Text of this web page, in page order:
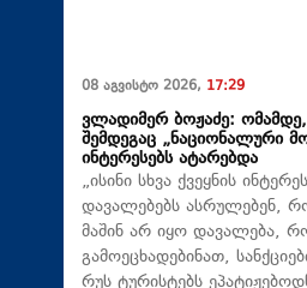
08 აგვისტო 2026, 17:29
ვლადიმერ ბოჟაძე:
შემდეგაც „ნაციონალური
ინტერესებს ატარებდა
„ისინი სხვა ქვეყნის
დავალებებს ასრულებენ,
მაშინ არ იყო დავალება,
გამოეცხადებინათ,
რუს ტურისტებს